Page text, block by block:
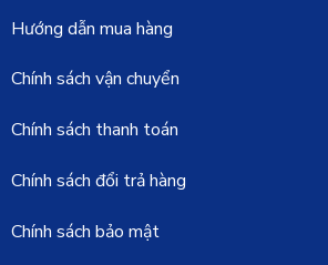
Hướng dẫn mua hàng
Chính sách vận chuyển
Chính sách thanh toán
Chính sách đổi trả hàng
Chính sách bảo mật